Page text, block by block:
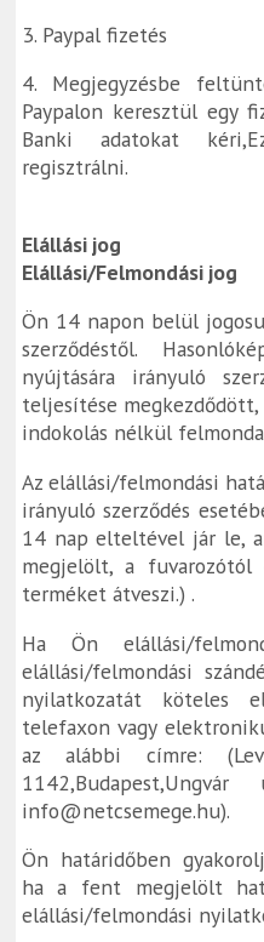
3. Paypal fizetés
4. Megjegyzésbe
Paypalon keresztül egy
Banki adatokat
regisztrálni.
Elállási jog
Elállási/Felmondási jog
Ön 14 napon belül
szerződéstől.
nyújtására irányuló
teljesítése
indokolás nélkül
Az elállási/felmondási
irányuló szerződés
14 nap elteltével jár le,
megjelölt, a fuvarozótól
terméket átveszi.) .
Ha Ön elállási/
elállási/felmondási
nyilatkozatát köteles
telefaxon vagy
az alábbi címre:
info@netcsemege.hu).
Ön határidőben
ha a fent megjelölt
elállási/felmondási